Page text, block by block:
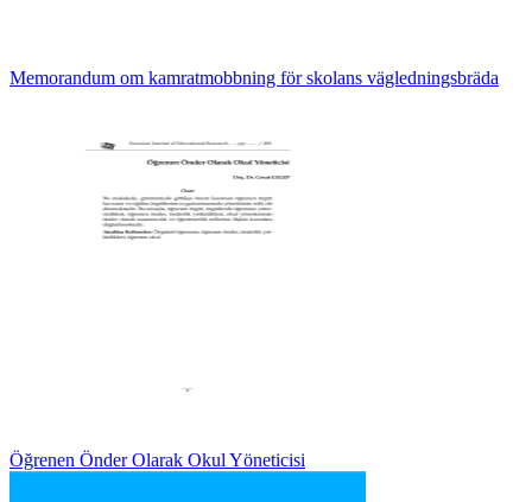
Memorandum om kamratmobbning för skolans vägledningsbräda
Öğrenen Önder Olarak Okul Yöneticisi